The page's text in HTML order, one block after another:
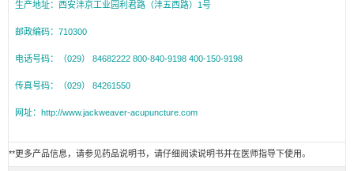
生产地址：西安沣京工业园利君路（沣五西路）1号
邮政编码：710300
电话号码：（029） 84682222 800-840-9198 400-150-9198
传真号码：（029） 84261550
网址：http://www.jackweaver-acupuncture.com
**更多产品信息，请参见药品说明书，请仔细阅读说明书并在医师指导下使用。